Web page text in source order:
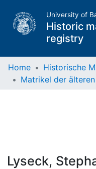
University of
Historic
registry
Home
Historische
Lyseck,